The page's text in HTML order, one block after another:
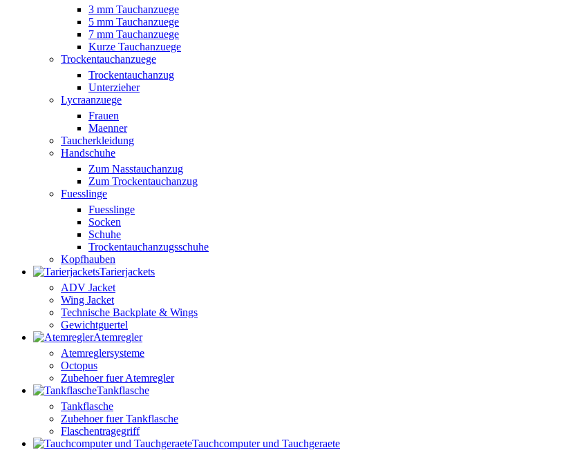
3 mm Tauchanzuege
5 mm Tauchanzuege
7 mm Tauchanzuege
Kurze Tauchanzuege
Trockentauchanzuege
Trockentauchanzug
Unterzieher
Lycraanzuege
Frauen
Maenner
Taucherkleidung
Handschuhe
Zum Nasstauchanzug
Zum Trockentauchanzug
Fuesslinge
Fuesslinge
Socken
Schuhe
Trockentauchanzugsschuhe
Kopfhauben
Tarierjackets
ADV Jacket
Wing Jacket
Technische Backplate & Wings
Gewichtguertel
Atemregler
Atemreglersysteme
Octopus
Zubehoer fuer Atemregler
Tankflasche
Tankflasche
Zubehoer fuer Tankflasche
Flaschentragegriff
Tauchcomputer und Tauchgeraete